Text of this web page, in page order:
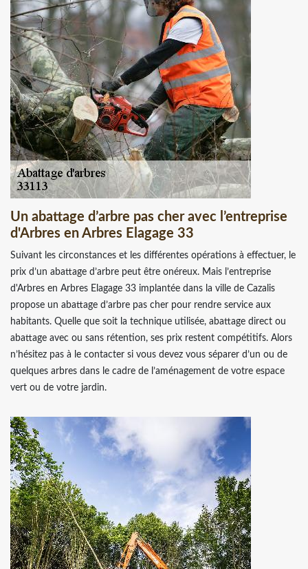
Un abattage d’arbre pas cher avec l’entreprise
d'Arbres en Arbres Elagage 33
Suivant les circonstances et les différentes opérations à effectuer, le
prix d’un abattage d’arbre peut être onéreux. Mais l’entreprise
d'Arbres en Arbres Elagage 33 implantée dans la ville de Cazalis
propose un abattage d’arbre pas cher pour rendre service aux
habitants. Quelle que soit la technique utilisée, abattage direct ou
abattage avec ou sans rétention, ses prix restent compétitifs. Alors
n’hésitez pas à le contacter si vous devez vous séparer d’un ou de
quelques arbres dans le cadre de l’aménagement de votre espace
vert ou de votre jardin.